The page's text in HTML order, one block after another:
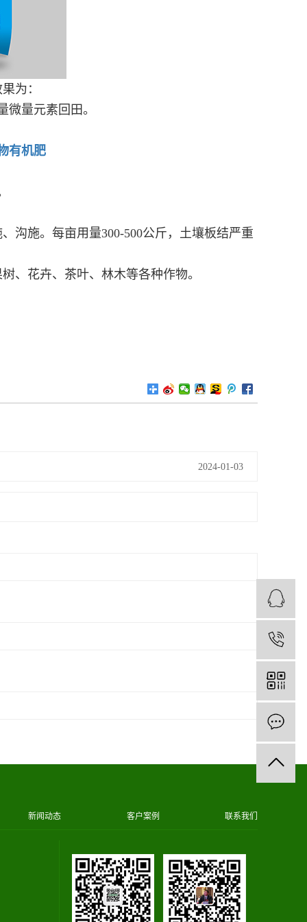
为：
量元素回田。
有机肥
沟施。每亩用量300-500公斤，土壤板结严重
、花卉、茶叶、林木等各种作物。
2024-01-03
新闻动态 客户案例 联系我们